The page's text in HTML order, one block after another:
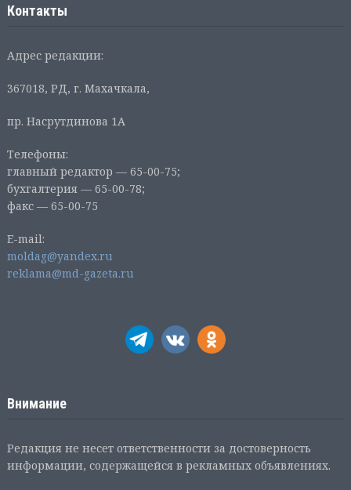
Контакты
Адрес редакции:
367018, РД, г. Махачкала,
пр. Насрутдинова 1А
Телефоны:
главный редактор — 65-00-75;
бухгалтерия — 65-00-78;
факс — 65-00-75
E-mail:
moldag@yandex.ru
reklama@md-gazeta.ru
Внимание
Редакция не несет ответственности за достоверность
информации, содержащейся в рекламных объявлениях.